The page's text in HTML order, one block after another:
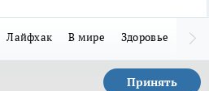
Лайфхак В мире Здоровье
Принять